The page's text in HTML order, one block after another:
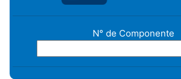
N° de Componente